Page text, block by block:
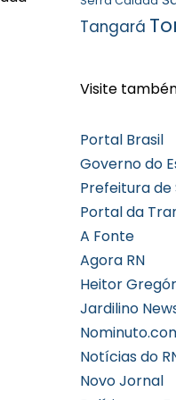
Tangará
Visite
Portal Brasil
Governo do
Prefeitura de
Portal da
A Fonte
Agora RN
Heitor
Jardilino
Notícias do
Novo Jornal